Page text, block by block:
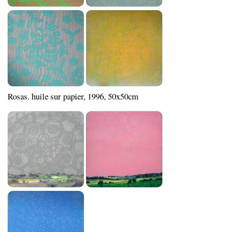
Rosas. huile sur papier, 1996, 50x50cm